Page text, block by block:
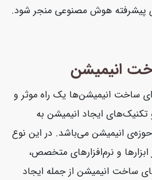
پیشرفته هوش مصنوعی منجر شود.
انیمیشن
ساخت انیمیشن‌ها یک راه موثر و
ایجاد انیمیشن به
انیمیشن می‌باشد. در این نوع
و نرم‌افزارهای متخصص،
ساخت انیمیشن از جمله ایجاد